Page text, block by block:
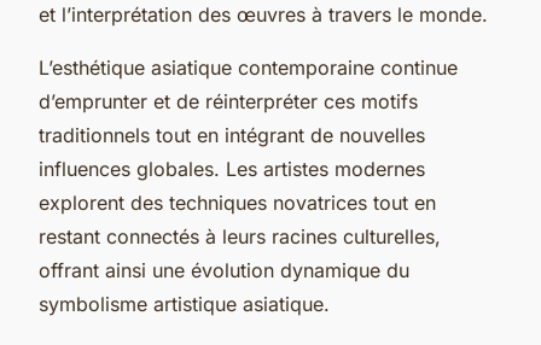
et l’interprétation des œuvres à travers le monde.
L’esthétique asiatique contemporaine continue
d’emprunter et de réinterpréter ces motifs
traditionnels tout en intégrant de nouvelles
influences globales. Les artistes modernes
explorent des techniques novatrices tout en
restant connectés à leurs racines culturelles,
offrant ainsi une évolution dynamique du
symbolisme artistique asiatique.